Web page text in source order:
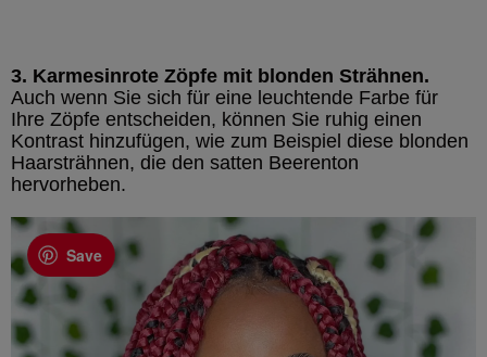
3. Karmesinrote Zöpfe mit blonden Strähnen.
Auch wenn Sie sich für eine leuchtende Farbe für
Ihre Zöpfe entscheiden, können Sie ruhig einen
Kontrast hinzufügen, wie zum Beispiel diese blonden
Haarsträhnen, die den satten Beerenton
hervorheben.
Save